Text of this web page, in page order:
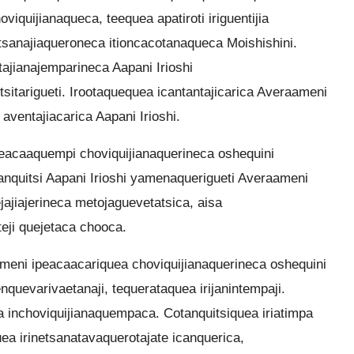
teequea apatiroti iriguentijia
itioncacotanaqueca Moishishini.
Aapani Irioshi
Irootaquequea icantantajicarica Averaameni
Aapani Irioshi.
choviquijianaquerineca oshequini
Aapani Irioshi yamenaquerigueti Averaameni
metojaguevetatsica, aisa
quejetaca chooca.
ipeacaacariquea choviquijianaquerineca oshequini
tequerataquea irijanintempaji.
Cotanquitsiquea iriatimpa
irinetsanatavaquerotajate icanquerica,